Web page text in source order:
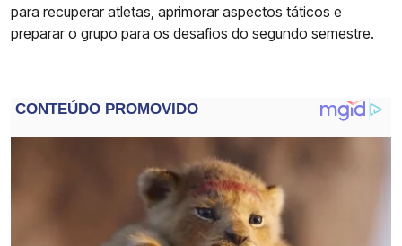
para recuperar atletas, aprimorar aspectos táticos e
preparar o grupo para os desafios do segundo semestre.